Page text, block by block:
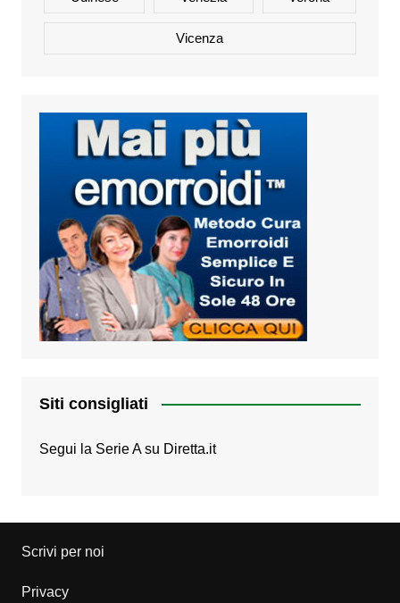
Vicenza
Siti consigliati
Segui la Serie A su Diretta.it
Scrivi per noi
Privacy